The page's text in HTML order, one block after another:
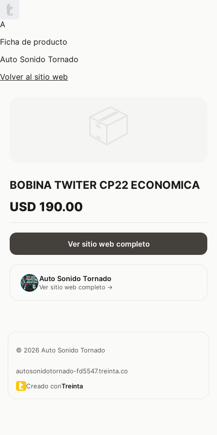
A
Ficha de producto
Auto Sonido Tornado
Volver al sitio web
BOBINA TWITER CP22 ECONOMICA
USD 190.00
Ver sitio web completo
Auto Sonido Tornado
Ver sitio web completo →
© 2026 Auto Sonido Tornado
autosonidotornado-fd5547.treinta.co
Creado conTreinta